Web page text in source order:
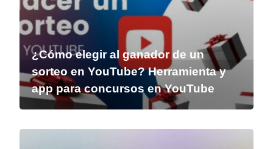
¿Cómo elegir al ganador de un
sorteo en YouTube? Herramienta y
app para concursos en YouTube